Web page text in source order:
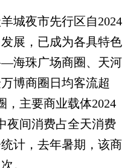
夜市先行区自2024
展，已成为各具特色
海珠广场商圈、天河
博商圈日均客流超
，主要商业载体2024
夜间消费占全天消费
计，去年暑期，该商
。